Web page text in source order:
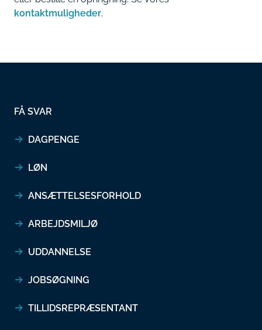
kontaktmuligheder.
FÅ SVAR
DAGPENGE
LØN
ANSÆTTELSESFORHOLD
ARBEJDSMILJØ
UDDANNELSE
JOBSØGNING
TILLIDSREPRÆSENTANT